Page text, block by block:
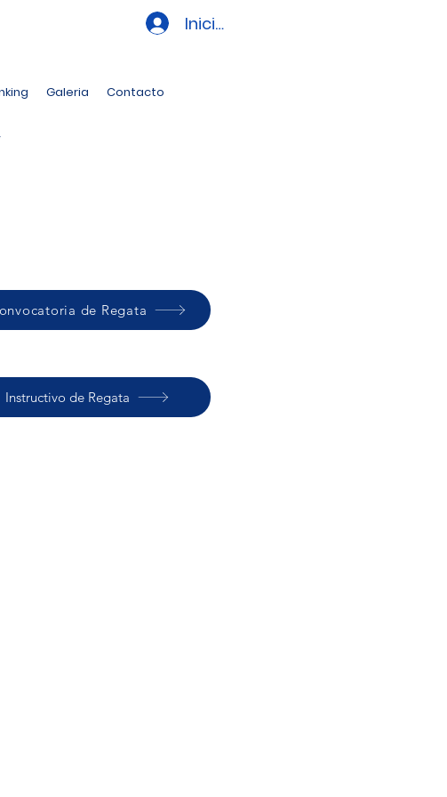
Iniciar sesión
Galeria Contacto
de Regata
Instructivo de Regata